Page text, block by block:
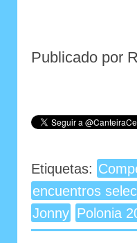
Publicado por
Etiquetas:
encuentros
Jonny Polonia